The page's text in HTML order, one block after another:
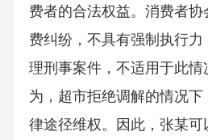
费者的合法权益。消费者
费纠纷，不具有强制执行
理刑事案件，不适用于此
为，超市拒绝调解的情况
律途径维权。因此，张某